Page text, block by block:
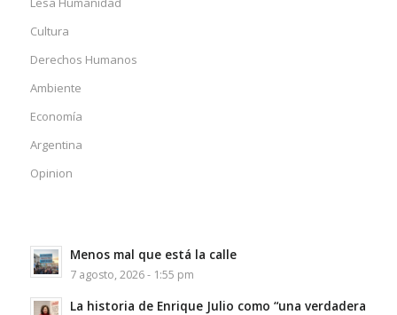
Cultura
Derechos Humanos
Ambiente
Economía
Argentina
Opinion
Menos mal que está la calle
7 agosto, 2026 - 1:55 pm
La historia de Enrique Julio como “una verdadera